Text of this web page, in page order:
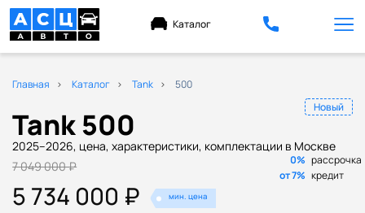
Каталог
Главная Каталог Tank 500
Tank 500
2025–2026, цена, характеристики, комплектации в Москве
Новый
0% рассрочка
от 7% кредит
7 049 000 ₽
5 734 000 ₽ мин. цена